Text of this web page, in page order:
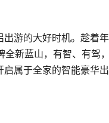
游的大好时机。趁着
新蓝山，有智、有驾
属于全家的智能豪华出